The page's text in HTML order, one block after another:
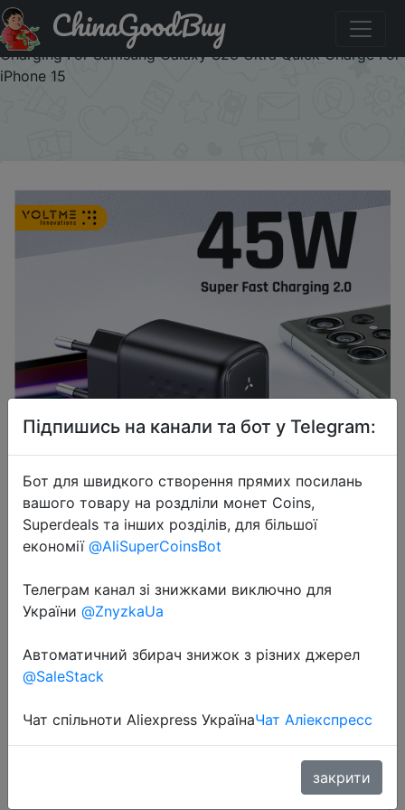
Придбати по знижці VOLTME0801 VOLTME GaN 45W
USB C Charger Type C Wall Charger PD Super Fast
Charging For Samsung Galaxy S23 Ultra Quick Charge For
iPhone 15
ChinaGoodBuy
2024-08-13
VOLTME GaN 45W USB C Charger
Type C Wall Charger PD Super Fast
Charging For Samsung Galaxy S23
Ultra Quick Charge For iPhone 15
$7.54
"VOLTME0801"
Підпишись на канали та бот у Telegram:
Бот для швидкого створення прямих посилань
вашого товару на роздліли монет Coins,
Superdeals та інших розділів, для більшої
економії @AliSuperCoinsBot
Телеграм канал зі знижками виключно для
України @ZnyzkaUa
Автоматичний збирач знижок з різних джерел
@SaleStack
Чат спільноти Aliexpress УкраїнаЧат Аліекспресс
закрити